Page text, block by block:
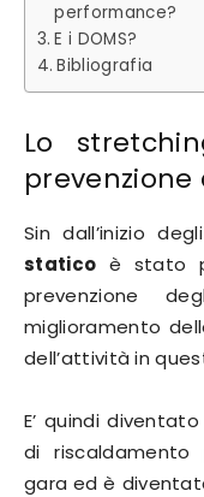
performance?
E i DOMS?
Bibliografia
Lo
Sin dall’inizio
statico è stato
prevenzione
miglioramento
dell’attività in
E’ quindi
di riscaldamento
gara ed è